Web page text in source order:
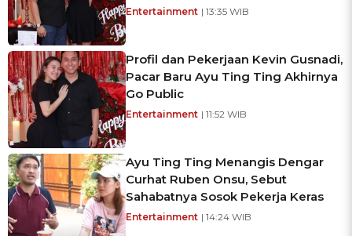
Entertainment | 13:35 WIB
Profil dan Pekerjaan Kevin Gusnadi,
Pacar Baru Ayu Ting Ting Akhirnya
Go Public
Entertainment | 11:52 WIB
Ayu Ting Ting Menangis Dengar
Curhat Ruben Onsu, Sebut
Sahabatnya Sosok Pekerja Keras
Entertainment | 14:24 WIB